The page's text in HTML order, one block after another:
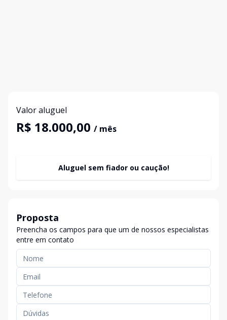
Valor aluguel
R$ 18.000,00 / mês
Aluguel sem fiador ou caução!
Proposta
Preencha os campos para que um de nossos especialistas
entre em contato